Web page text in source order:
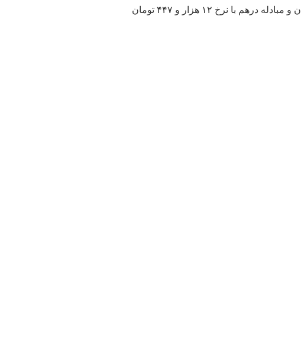
۷۱۳ تومان، مبادله یورو با نرخ ۵۰ هزار و ۶۷۴ تومان و مبادله درهم با نرخ ۱۲ هزار و ۴۴۷ تومان